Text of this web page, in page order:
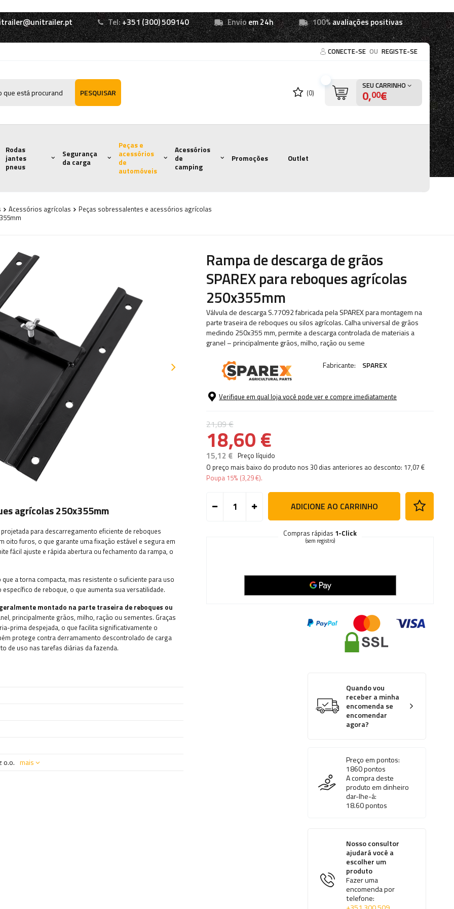
Tel:+351 (300) 509140 Envioem 24h 100%avaliações positivas
CONECTE-SE OU REGISTE-SE
PESQUISAR (0)
SEU CARRINHO
0,00€
Rodas
jantes
pneus
Segurança
da carga
Peças e
acessórios
de
automóveis
Acessórios
de
camping
Promoções Outlet
Acessórios agrícolas
Peças sobressalentes e acessórios agrícolas
Rampa de descarga de grãos
SPAREX para reboques agrícolas
250x355mm
Válvula de descarga S.77092 fabricada pela SPAREX para montagem na
parte traseira de reboques ou silos agrícolas. Calha universal de grãos
medindo 250x355 mm, permite a descarga controlada de materiais a
granel – principalmente grãos, milho, ração ou seme
Fabricante: SPAREX
Verifique em qual loja você pode ver e compre imediatamente
21,89 €
18,60 €
15,12 € Preço líquido
O preço mais baixo do produto nos 30 dias anteriores ao desconto: 17,07 €
Poupa 15% (3,29 €).
ADICIONE AO CARRINHO
Compras rápidas 1-Click
(sem registro)
Quando vou
receber a minha
encomenda se
encomendar
agora?
Preço em pontos:
1860pontos
A compra deste
produto em dinheiro
dar-lhe-á:
18.60pontos
Nosso consultor
ajudará você a
escolher um
produto
Fazer uma
encomenda por
telefone:
agrícolas 250x355mm
para descarregamento eficiente de reboques
furos, o que garante uma fixação estável e segura em
fácil ajuste e rápida abertura ou fechamento da rampa, o
a torna compacta, mas resistente o suficiente para uso
de reboque, o que aumenta sua versatilidade.
montado na parte traseira de reboques ou
principalmente grãos, milho, ração ou sementes. Graças
prima despejada, o que facilita significativamente o
protege contra derramamento descontrolado de carga
de uso nas tarefas diárias da fazenda.
o.o. mais